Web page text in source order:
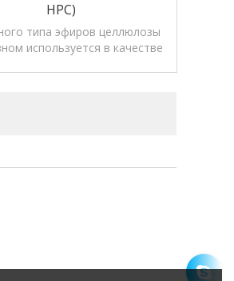
HPC)
типа эфиров целлюлозы
используется в качестве